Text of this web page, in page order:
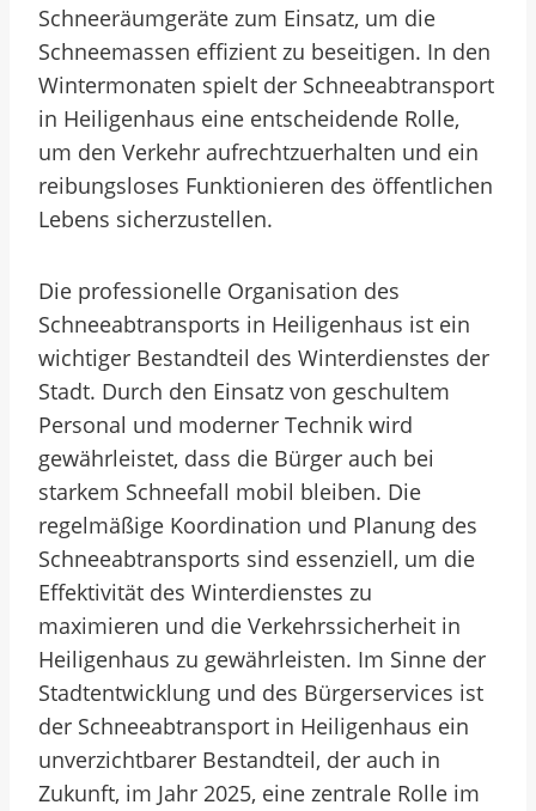
Schneeräumgeräte zum Einsatz, um die
Schneemassen effizient zu beseitigen. In den
Wintermonaten spielt der Schneeabtransport
in Heiligenhaus eine entscheidende Rolle,
um den Verkehr aufrechtzuerhalten und ein
reibungsloses Funktionieren des öffentlichen
Lebens sicherzustellen.
Die professionelle Organisation des
Schneeabtransports in Heiligenhaus ist ein
wichtiger Bestandteil des Winterdienstes der
Stadt. Durch den Einsatz von geschultem
Personal und moderner Technik wird
gewährleistet, dass die Bürger auch bei
starkem Schneefall mobil bleiben. Die
regelmäßige Koordination und Planung des
Schneeabtransports sind essenziell, um die
Effektivität des Winterdienstes zu
maximieren und die Verkehrssicherheit in
Heiligenhaus zu gewährleisten. Im Sinne der
Stadtentwicklung und des Bürgerservices ist
der Schneeabtransport in Heiligenhaus ein
unverzichtbarer Bestandteil, der auch in
Zukunft, im Jahr 2025, eine zentrale Rolle im